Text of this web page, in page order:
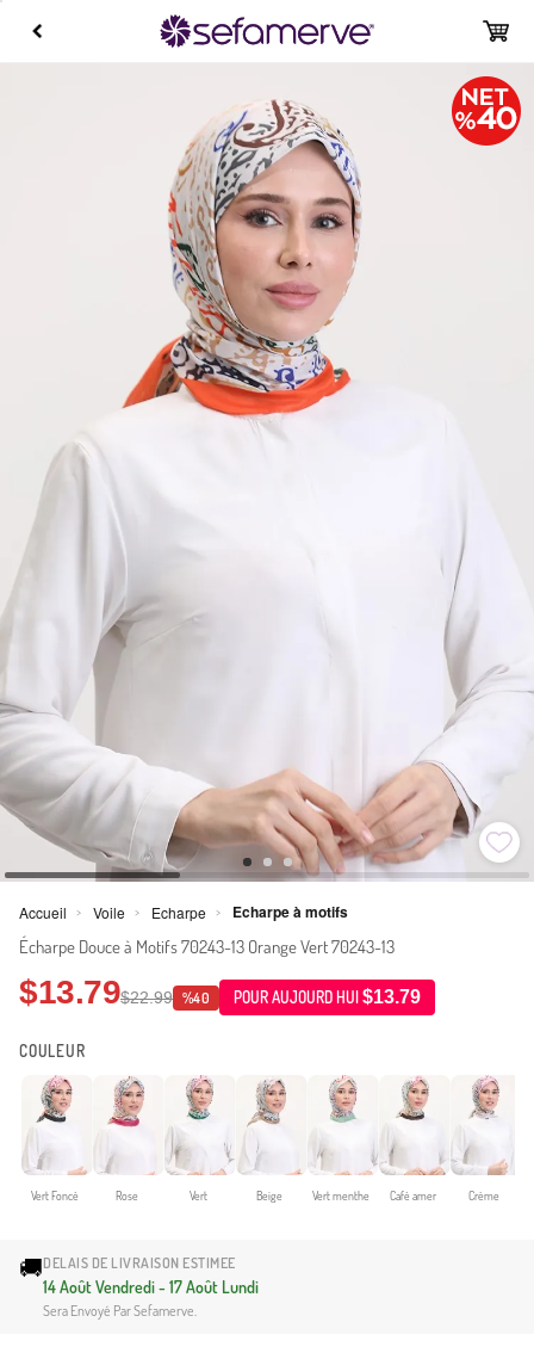
Accueil > Voile > Echarpe > Echarpe à motifs
Écharpe Douce à Motifs 70243-13 Orange Vert 70243-13
$13.79$22.99 %40 POUR AUJOURD HUI $13.79
COULEUR
Vert Foncé Rose Vert Beige Vert menthe Café amer Crème
🚚DELAIS DE LIVRAISON ESTIMEE
14 Août Vendredi - 17 Août Lundi
Sera Envoyé Par Sefamerve.